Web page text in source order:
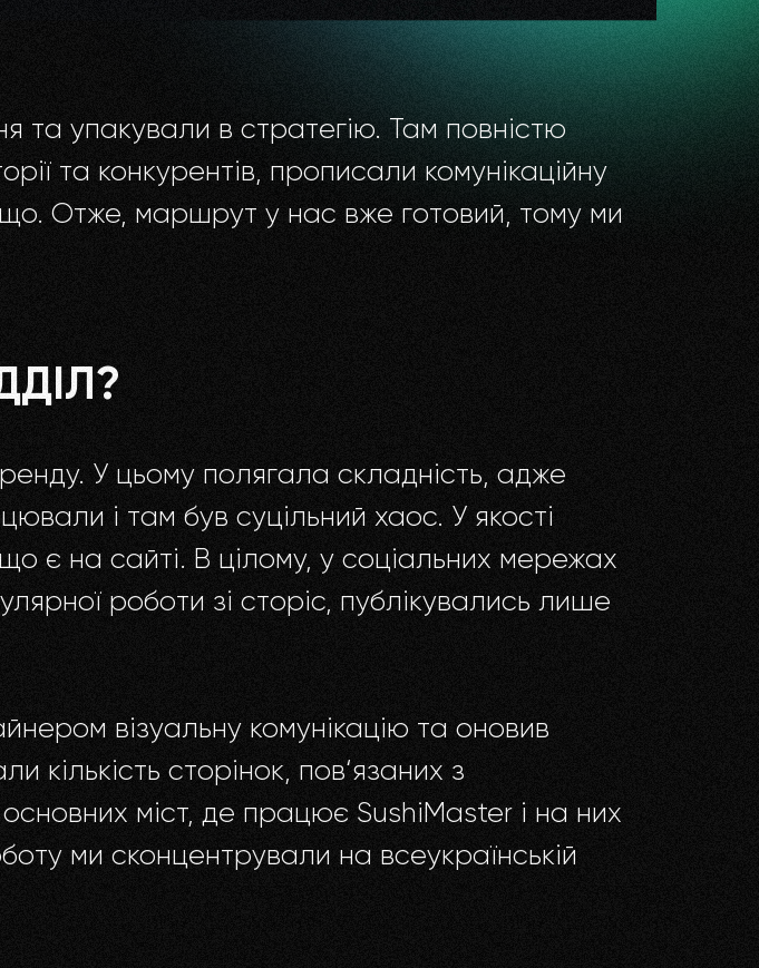
упакували в стратегію. Там повністю
та конкурентів, прописали комунікаційну
Отже, маршрут у нас вже готовий, тому ми
У цьому полягала складність, адже
і там був суцільний хаос. У якості
є на сайті. В цілому, у соціальних мережах
роботи зі сторіс, публікувались лише
візуальну комунікацію та оновив
кількість сторінок, пов‘язаних з
міст, де працює SushiMaster і на них
ми сконцентрували на всеукраїнській